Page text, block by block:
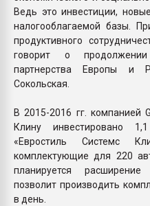
Ведь это инвестиции,
налогооблагаемой базы.
продуктивного
говорит о продолжении
партнерства Европы и
Сокольская.
В 2015-2016 гг. компанией
Клину инвестировано
«Евростиль Системс
комплектующие для 220
планируется
позволит производить
в день.